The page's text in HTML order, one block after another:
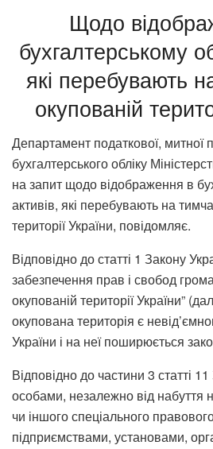
Щодо
бухгалтерському
які перебувають
окупованій
Департамент податкової, митної
бухгалтерського обліку
на запит щодо відображення в
активів, які перебувають на
території України, повідомляє.
Відповідно до статті 1 Закону
забезпечення прав і свобод
окупованій території України”
окупована територія є
України і на неї поширюється
Відповідно до частини 3 статті
особами, незалежно від набуття
чи іншого спеціального
підприємствами, установами,